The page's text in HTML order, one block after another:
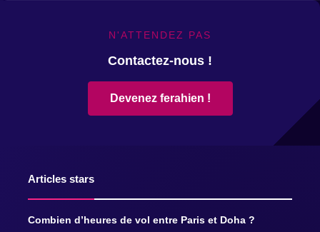
N'ATTENDEZ PAS
Contactez-nous !
Devenez ferahien !
Articles stars
Combien d’heures de vol entre Paris et Doha ?